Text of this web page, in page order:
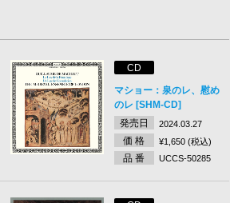
CD
マショー：泉のレ、慰め
のレ [SHM-CD]
発売日
2024.03.27
価 格 ¥1,650 (税込)
品 番 UCCS-50285